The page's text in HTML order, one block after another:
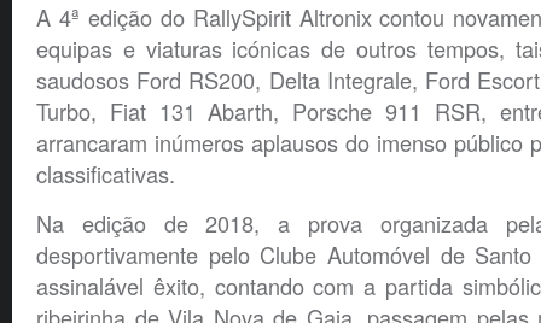
A 4ª edição do RallySpirit Altronix contou
equipas e viaturas icónicas de outros tempos,
saudosos Ford RS200, Delta Integrale, Ford
Turbo, Fiat 131 Abarth, Porsche 911 RSR,
arrancaram inúmeros aplausos do imenso público
classificativas.
Na edição de 2018, a prova organizada
desportivamente pelo Clube Automóvel de
assinalável êxito, contando com a partida